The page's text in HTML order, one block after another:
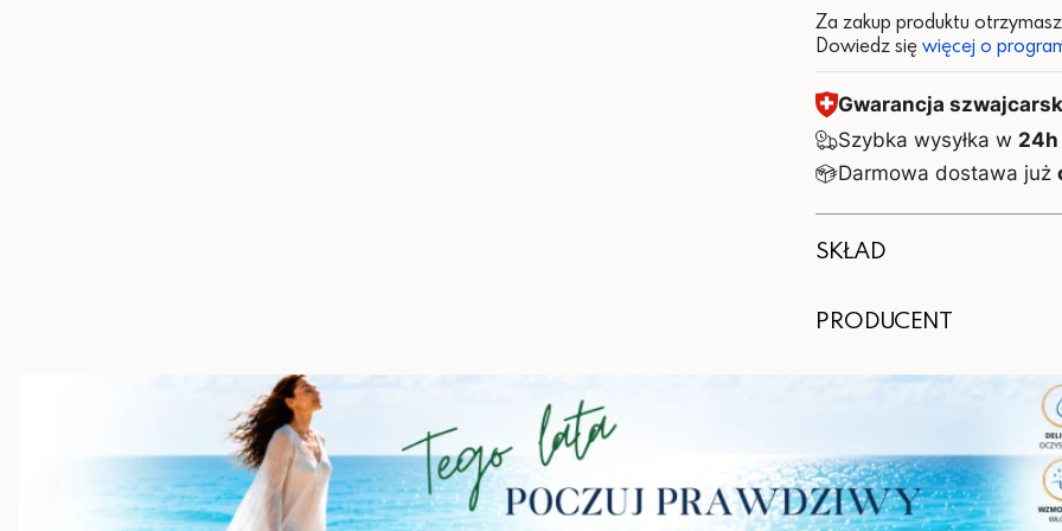
Za zakup produktu otrzymasz
Dowiedz się więcej o
Gwarancja
Szybka wysyłka w 24h
Darmowa dostawa już
SKŁAD
*RWS – referencyjnej
PRODUCENT
Wytwórca:
Valentis AG, CH-6982
Valentis Polska Sp. z